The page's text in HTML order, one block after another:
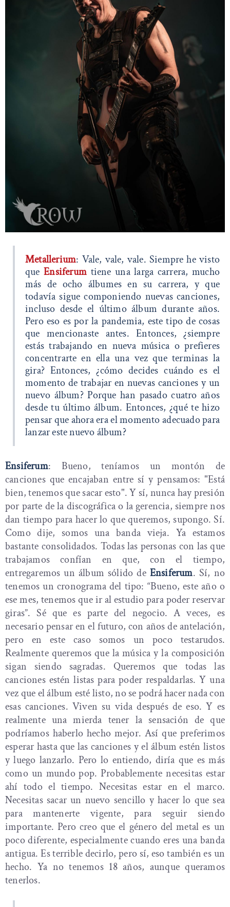
Metallerium: Vale, vale, vale. Siempre he visto
queEnsiferumtiene una larga carrera, mucho
más de ocho álbumes en su carrera, y que
todavía sigue componiendo nuevas canciones,
incluso desde el último álbum durante años.
Pero eso es por la pandemia, este tipo de cosas
que mencionaste antes. Entonces, ¿siempre
estás trabajando en nueva música o prefieres
concentrarte en ella una vez que terminas la
gira? Entonces, ¿cómo decides cuándo es el
momento de trabajar en nuevas canciones y un
nuevo álbum? Porque han pasado cuatro años
desde tu último álbum. Entonces, ¿qué te hizo
pensar que ahora era el momento adecuado para
lanzar este nuevo álbum?
Ensiferum: Bueno, teníamos un montón de
canciones que encajaban entre sí y pensamos: "Está
bien, tenemos que sacar esto". Y sí, nunca hay presión
por parte de la discográfica o la gerencia, siempre nos
dan tiempo para hacer lo que queremos, supongo. Sí.
Como dije, somos una banda vieja. Ya estamos
bastante consolidados. Todas las personas con las que
trabajamos confían en que, con el tiempo,
entregaremos un álbum sólido de Ensiferum. Sí, no
tenemos un cronograma del tipo: “Bueno, este año o
ese mes, tenemos que ir al estudio para poder reservar
giras”. Sé que es parte del negocio. A veces, es
necesario pensar en el futuro, con años de antelación,
pero en este caso somos un poco testarudos.
Realmente queremos que la música y la composición
sigan siendo sagradas. Queremos que todas las
canciones estén listas para poder respaldarlas. Y una
vez que el álbum esté listo, no se podrá hacer nada con
esas canciones. Viven su vida después de eso. Y es
realmente una mierda tener la sensación de que
podríamos haberlo hecho mejor. Así que preferimos
esperar hasta que las canciones y el álbum estén listos
y luego lanzarlo. Pero lo entiendo, diría que es más
como un mundo pop. Probablemente necesitas estar
ahí todo el tiempo. Necesitas estar en el marco.
Necesitas sacar un nuevo sencillo y hacer lo que sea
para mantenerte vigente, para seguir siendo
importante. Pero creo que el género del metal es un
poco diferente, especialmente cuando eres una banda
antigua. Es terrible decirlo, pero sí, eso también es un
hecho. Ya no tenemos 18 años, aunque queramos
tenerlos.